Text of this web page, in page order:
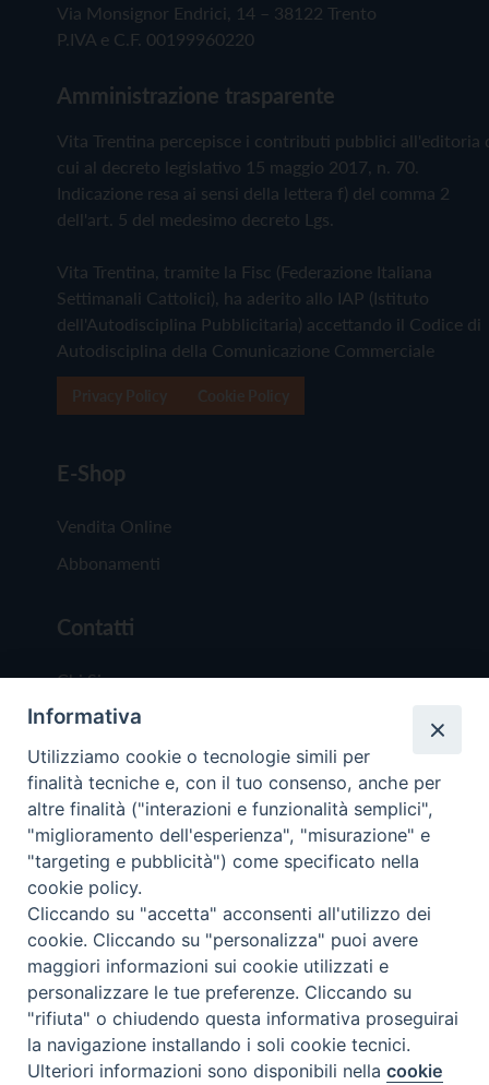
Via Monsignor Endrici, 14 – 38122 Trento
P.IVA e C.F. 00199960220
Amministrazione trasparente
Vita Trentina percepisce i contributi pubblici all'editoria
cui al decreto legislativo 15 maggio 2017, n. 70.
Indicazione resa ai sensi della lettera f) del comma 2
dell'art. 5 del medesimo decreto Lgs.
Vita Trentina, tramite la Fisc (Federazione Italiana
Settimanali Cattolici), ha aderito allo IAP (Istituto
dell'Autodisciplina Pubblicitaria) accettando il Codice di
Autodisciplina della Comunicazione Commerciale
E-Shop
Vendita Online
Abbonamenti
Contatti
Chi Siamo
Redazione
Scrivici
Copyright © 2019 - Tutti i diritti riservati - Vita
Trentina Editrice
Privacy Policy
Torna
Preferenze Cookie
Informativa
Utilizziamo cookie o tecnologie simili per
finalità tecniche e, con il tuo consenso, anche per
altre finalità ("interazioni e funzionalità semplici",
"miglioramento dell'esperienza", "misurazione" e
"targeting e pubblicità") come specificato nella
cookie policy.
Cliccando su "accetta" acconsenti all'utilizzo dei
cookie. Cliccando su "personalizza" puoi avere
maggiori informazioni sui cookie utilizzati e
personalizzare le tue preferenze. Cliccando su
"rifiuta" o chiudendo questa informativa proseguirai
la navigazione installando i soli cookie tecnici.
Ulteriori informazioni sono disponibili nellacookie